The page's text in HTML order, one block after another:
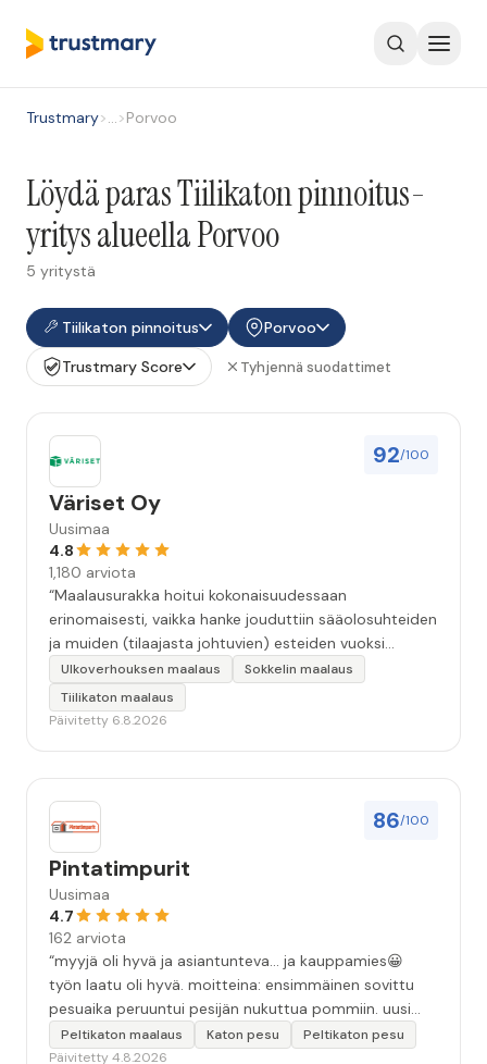
Trustmary>…>Porvoo
Löydä paras Tiilikaton pinnoitus-
yritys alueella Porvoo
5 yritystä
Tiilikaton pinnoitus
Porvoo
Trustmary Score
Tyhjennä suodattimet
92/100
Väriset Oy
Uusimaa
4.8
1,180 arviota
“Maalausurakka hoitui kokonaisuudessaan
erinomaisesti, vaikka hanke jouduttiin sääolosuhteiden
ja muiden (tilaajasta johtuvien) esteiden vuoksi
keskeyttämään n. 3 viikoksi. Maalaistulos on oikein
hyvä, yhteydenpito erinomaista, jälkityöt tehtiin
huolellisesti. Suosittelen. Erityiskiitos itse maalareille:
Ulkoverhouksen maalaus
Sokkelin maalaus
Tiilikaton maalaus
Päivitetty 6.8.2026
86/100
Pintatimpurit
Uusimaa
4.7
162 arviota
“myyjä oli hyvä ja asiantunteva... ja kauppamies😀
työn laatu oli hyvä. moitteina: ensimmäinen sovittu
pesuaika peruuntui pesijän nukuttua pommiin. uusi
aika piti ja työn jälki oikein hyvää ja osaavaa. toinen
murhe tuli koska olimme matkoilla ja jossain
Peltikaton maalaus Katon pesu
Peltikaton pesu
Päivitetty 4.8.2026